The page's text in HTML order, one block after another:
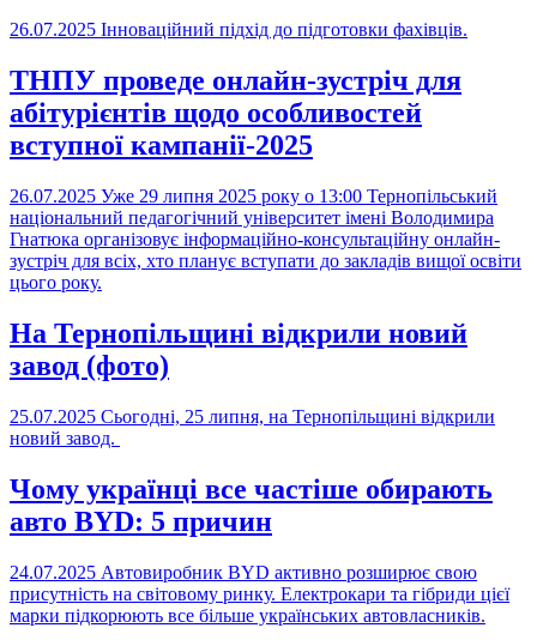
26.07.2025 Інноваційний підхід до підготовки фахівців.
ТНПУ проведе онлайн-зустріч для
абітурієнтів щодо особливостей
вступної кампанії-2025
26.07.2025 Уже 29 липня 2025 року о 13:00 Тернопільський
національний педагогічний університет імені Володимира
Гнатюка організовує інформаційно-консультаційну онлайн-
зустріч для всіх, хто планує вступати до закладів вищої освіти
цього року.
На Тернопільщині відкрили новий
завод (фото)
25.07.2025 Сьогодні, 25 липня, на Тернопільщині відкрили
новий завод.
Чому українці все частіше обирають
авто BYD: 5 причин
24.07.2025 Автовиробник BYD активно розширює свою
присутність на світовому ринку. Електрокари та гібриди цієї
марки підкорюють все більше українських автовласників.